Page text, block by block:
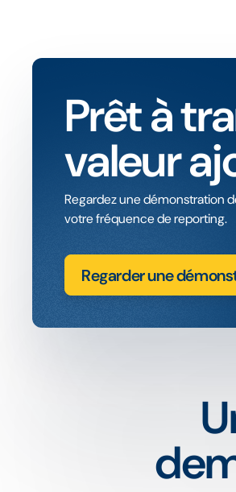
Prêt à
valeur
Regardez une démonstration
votre fréquence de reporting.
Regarder une